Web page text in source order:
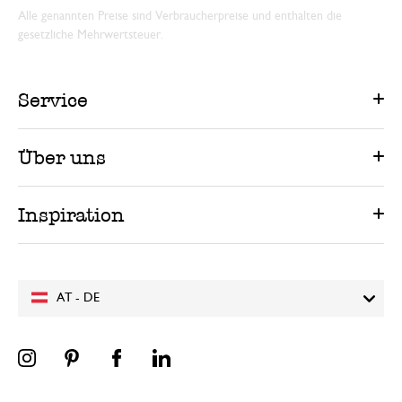
AT - DE
Alle genannten Preise sind Verbraucherpreise und enthalten die
gesetzliche Mehrwertsteuer.
Service
Über uns
Inspiration